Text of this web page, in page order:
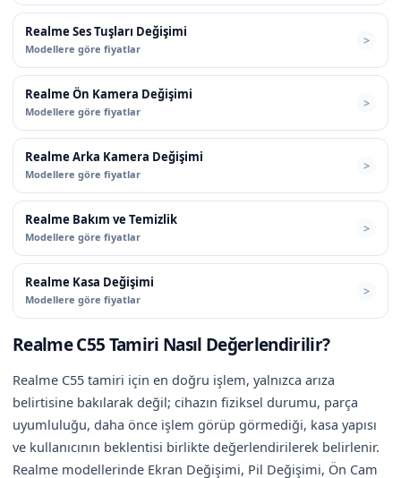
Realme Ses Tuşları Değişimi
Modellere göre fiyatlar
Realme Ön Kamera Değişimi
Modellere göre fiyatlar
Realme Arka Kamera Değişimi
Modellere göre fiyatlar
Realme Bakım ve Temizlik
Modellere göre fiyatlar
Realme Kasa Değişimi
Modellere göre fiyatlar
Realme C55 Tamiri Nasıl Değerlendirilir?
Realme C55 tamiri için en doğru işlem, yalnızca arıza
belirtisine bakılarak değil; cihazın fiziksel durumu, parça
uyumluluğu, daha önce işlem görüp görmediği, kasa yapısı
ve kullanıcının beklentisi birlikte değerlendirilerek belirlenir.
Realme modellerinde Ekran Değişimi, Pil Değişimi, Ön Cam